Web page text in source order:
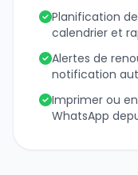
Planification
calendrier et
Alertes de
notification
Imprimer ou
WhatsApp